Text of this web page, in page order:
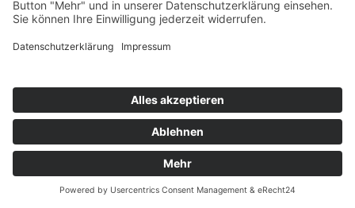
Impressum| Datenschutz|AGB’s|AGB’s Seminare
Webdesignsoftintelli IT-Medien